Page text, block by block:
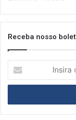
Receba nosso
seu
de
email